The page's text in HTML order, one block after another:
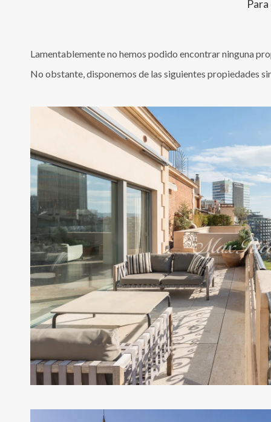
Lamentablemente no hemos podido encontrar ninguna
No obstante, disponemos de las siguientes propiedades